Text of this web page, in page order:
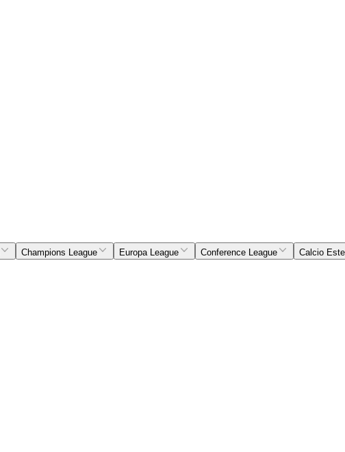
Champions League Europa League Conference League Calcio